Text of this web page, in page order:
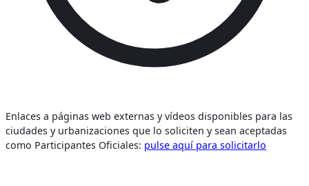
Enlaces a páginas web externas y vídeos disponibles para las
ciudades y urbanizaciones que lo soliciten y sean aceptadas
como Participantes Oficiales: pulse aquí para solicitarlo